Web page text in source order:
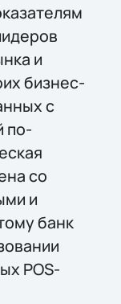
и
бизнес-
с
по-
со
и
банк
POS-